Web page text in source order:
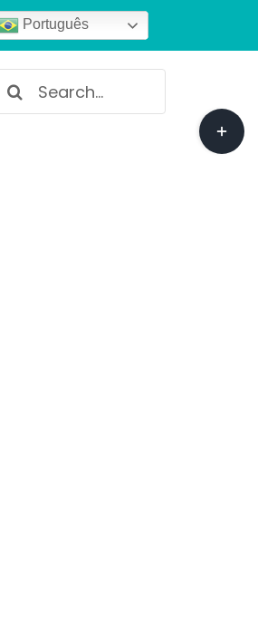
Português
Buscar
resultados
Toggle
Sliding